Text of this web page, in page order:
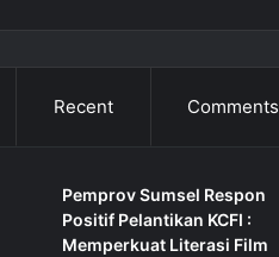
Recent Comments
Pemprov Sumsel Respon
Positif Pelantikan KCFI :
Memperkuat Literasi Film